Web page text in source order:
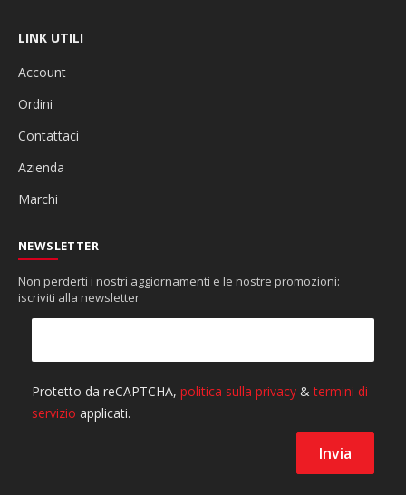
LINK UTILI
Account
Ordini
Contattaci
Azienda
Marchi
NEWSLETTER
Non perderti i nostri aggiornamenti e le nostre promozioni:
iscriviti alla newsletter